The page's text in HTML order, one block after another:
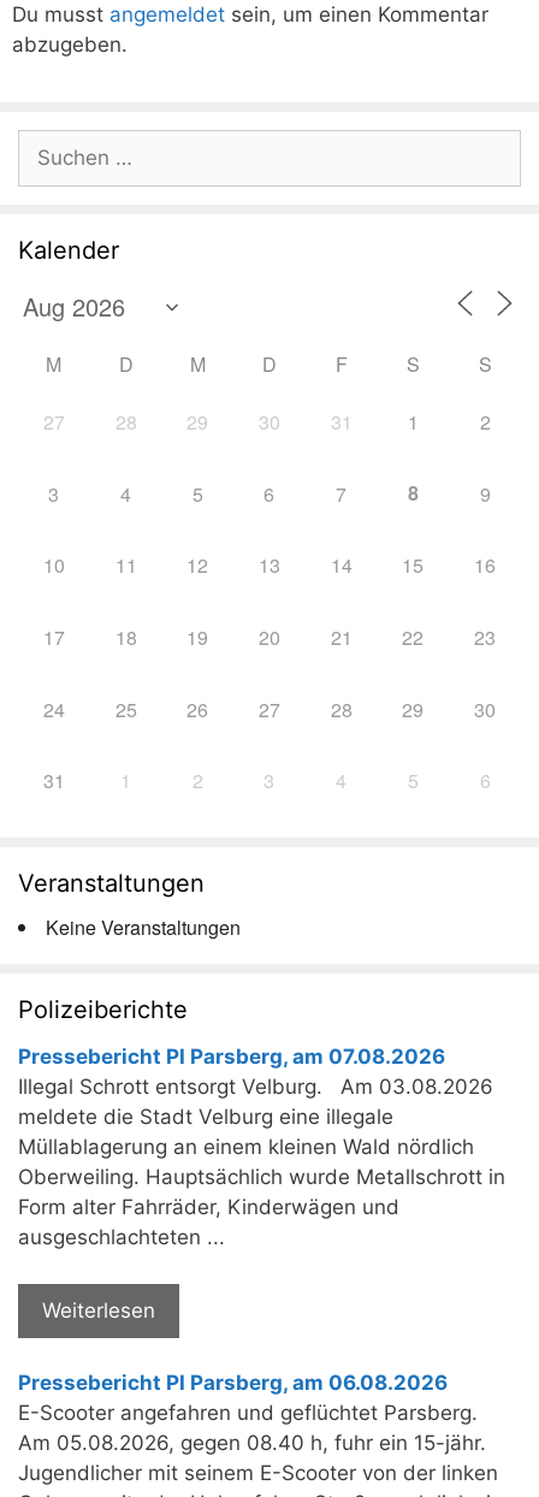
Du musst angemeldet sein, um einen Kommentar
abzugeben.
Suchen
nach:
Kalender
M D M D F S S
27 28 29 30 31 1 2
3 4 5 6 7 8 9
10 11 12 13 14 15 16
17 18 19 20 21 22 23
24 25 26 27 28 29 30
31 1 2 3 4 5 6
Veranstaltungen
Keine Veranstaltungen
Polizeiberichte
Pressebericht PI Parsberg, am 07.08.2026
Illegal Schrott entsorgt Velburg. Am 03.08.2026
meldete die Stadt Velburg eine illegale
Müllablagerung an einem kleinen Wald nördlich
Oberweiling. Hauptsächlich wurde Metallschrott in
Form alter Fahrräder, Kinderwägen und
ausgeschlachteten ...
Weiterlesen
Pressebericht PI Parsberg, am 06.08.2026
E-Scooter angefahren und geflüchtet Parsberg.
Am 05.08.2026, gegen 08.40 h, fuhr ein 15-jähr.
Jugendlicher mit seinem E-Scooter von der linken